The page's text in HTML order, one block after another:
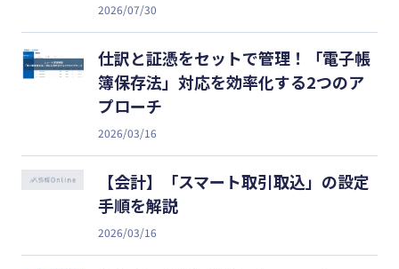
2026/07/30
仕訳と証憑をセットで管理！「電子帳
簿保存法」対応を効率化する2つのア
プローチ
2026/03/16
【会計】「スマート取引取込」の設定
手順を解説
2026/03/16